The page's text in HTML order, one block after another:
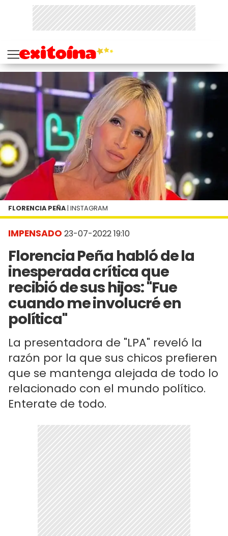
IMPENSADO 23-07-2022 19:10
Florencia Peña habló de la
inesperada crítica que
recibió de sus hijos: "Fue
cuando me involucré en
política"
La presentadora de "LPA" reveló la
razón por la que sus chicos prefieren
que se mantenga alejada de todo lo
relacionado con el mundo político.
Enterate de todo.
FLORENCIA PEÑA | INSTAGRAM